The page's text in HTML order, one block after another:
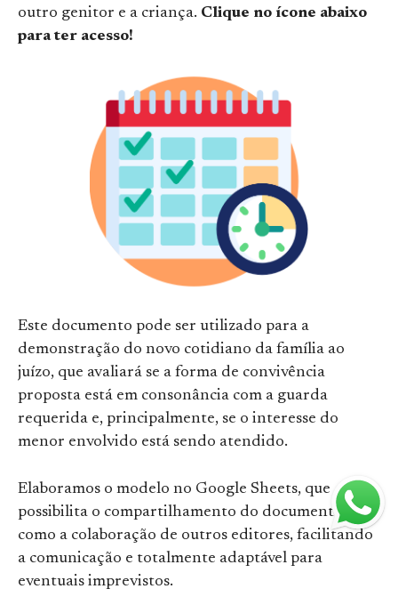
outro genitor e a criança. Clique no ícone abaixo
para ter acesso!
Este documento pode ser utilizado para a
demonstração do novo cotidiano da família ao
juízo, que avaliará se a forma de convivência
proposta está em consonância com a guarda
requerida e, principalmente, se o interesse do
menor envolvido está sendo atendido.
Elaboramos o modelo no Google Sheets, que
possibilita o compartilhamento do documento, bem
como a colaboração de outros editores, facilitando
a comunicação e totalmente adaptável para
eventuais imprevistos.